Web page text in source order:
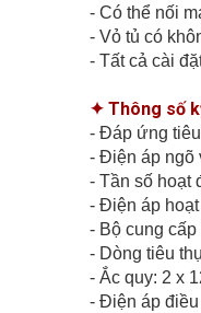
- Có thể nối
- Vỏ tủ có
- Tất cả cài
✦ Thông số
- Đáp ứng
- Điện áp ngõ
- Tần số hoạt
- Điện áp
- Bộ cung cấp
- Dòng tiêu
- Ắc quy: 2 x
- Điện áp